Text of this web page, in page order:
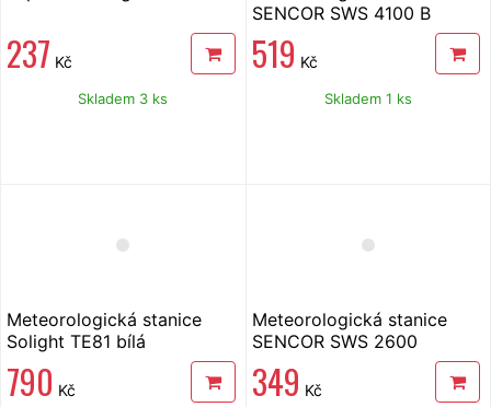
237 Kč
Skladem 3 ks
SENCOR SWS 4100 B
519 Kč
Skladem 1 ks
Meteorologická stanice
Solight TE81 bílá
790 Kč
Meteorologická stanice
SENCOR SWS 2600
349 Kč